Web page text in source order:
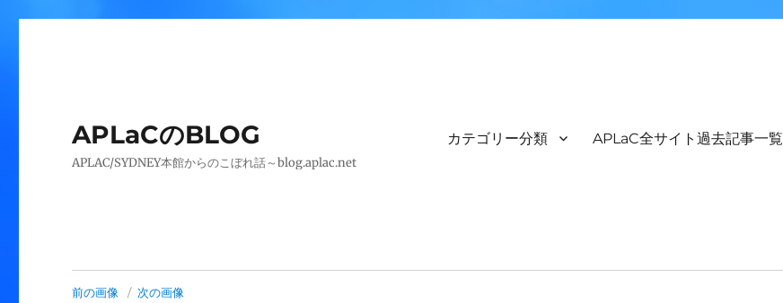
APLaCのBLOG
APLAC/SYDNEY本館からのこぼれ話～blog.aplac.net
カテゴリー分類 APLaC全サイト過去記事一覧
前の画像 次の画像